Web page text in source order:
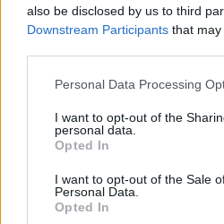
also be disclosed by us to third
Downstream Participants that
Personal Data Processing
I want to opt-out of the
personal data.
Opted In
I want to opt-out of the Sale
Personal Data.
Opted In
δέσμευση της Allianz ως
Ασφαλιστικού Συνεργάτη
Παραολυμπιακών Αγώνων
2032 και παρουσίασε το
αυτό το πλαίσιο.
Καρυοφύλλη, Πρόεδρο της
Παραολυμπιακής